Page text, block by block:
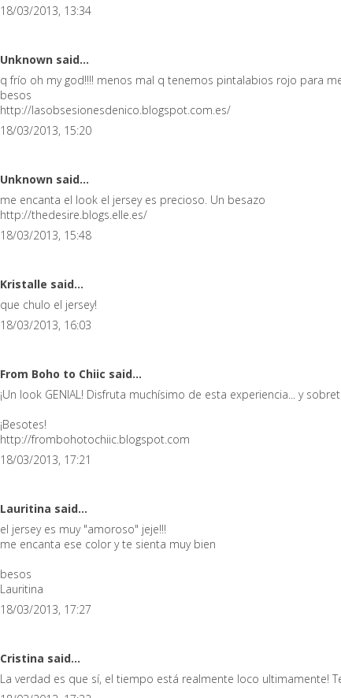
18/03/2013, 13:34
Unknown said...
q frío oh my god!!!! menos mal q tenemos pintalabios rojo para
besos
http://lasobsesionesdenico.blogspot.com.es/
18/03/2013, 15:20
Unknown said...
me encanta el look el jersey es precioso. Un besazo
http://thedesire.blogs.elle.es/
18/03/2013, 15:48
Kristalle said...
que chulo el jersey!
18/03/2013, 16:03
From Boho to Chiic said...
¡Un look GENIAL! Disfruta muchísimo de esta experiencia... y
¡Besotes!
http://frombohotochiic.blogspot.com
18/03/2013, 17:21
Lauritina said...
el jersey es muy "amoroso" jeje!!!
me encanta ese color y te sienta muy bien
besos
Lauritina
18/03/2013, 17:27
Cristina said...
La verdad es que sí, el tiempo está realmente loco ultimamente!